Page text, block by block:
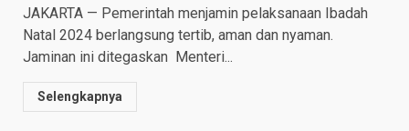
JAKARTA — Pemerintah menjamin pelaksanaan Ibadah
Natal 2024 berlangsung tertib, aman dan nyaman.
Jaminan ini ditegaskan Menteri...
Selengkapnya